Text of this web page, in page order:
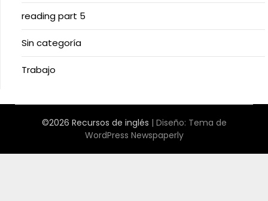
reading part 5
Sin categoría
Trabajo
©2026 Recursos de inglés | Diseño: Tema de
WordPress Newspaperly